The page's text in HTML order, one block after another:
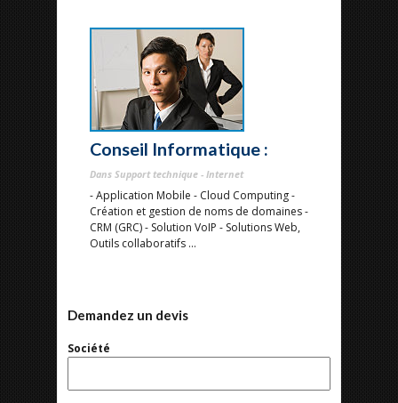
Conseil Informatique :
Dans Support technique - Internet
- Application Mobile - Cloud Computing -
Création et gestion de noms de domaines -
CRM (GRC) - Solution VoIP - Solutions Web,
Outils collaboratifs ...
Demandez un devis
Société